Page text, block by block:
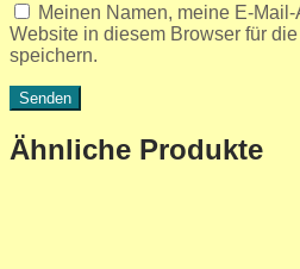
Meinen Namen, meine E-
Website in diesem Browser für
speichern.
Ähnliche Produkte